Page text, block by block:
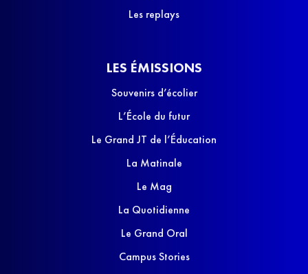
Les replays
LES ÉMISSIONS
Souvenirs d’écolier
L’École du futur
Le Grand JT de l’Éducation
La Matinale
Le Mag
La Quotidienne
Le Grand Oral
Campus Stories